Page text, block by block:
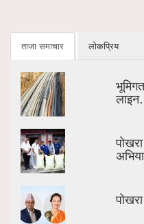
ताजा समाचार लोकप्रिय